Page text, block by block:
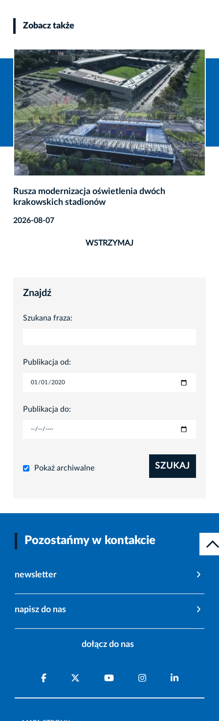
Zobacz także
Rusza modernizacja oświetlenia dwóch
krakowskich stadionów
2026-08-07
WSTRZYMAJ
Znajdź
Szukana fraza:
Publikacja od:
Publikacja do:
Pokaż archiwalne SZUKAJ
Pozostańmy w kontakcie
newsletter
napisz do nas
dołącz do nas